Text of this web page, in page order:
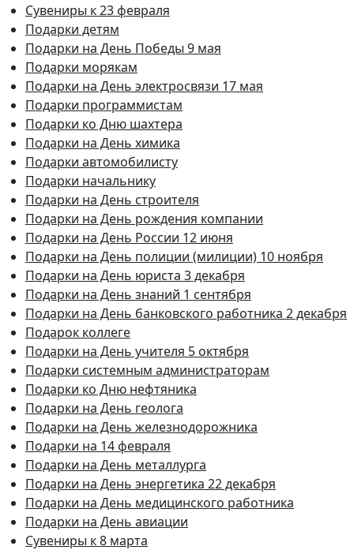
Сувениры к 23 февраля
Подарки детям
Подарки на День Победы 9 мая
Подарки морякам
Подарки на День электросвязи 17 мая
Подарки программистам
Подарки ко Дню шахтера
Подарки на День химика
Подарки автомобилисту
Подарки начальнику
Подарки на День строителя
Подарки на День рождения компании
Подарки на День России 12 июня
Подарки на День полиции (милиции) 10 ноября
Подарки на День юриста 3 декабря
Подарки на День знаний 1 сентября
Подарки на День банковского работника 2 декабря
Подарок коллеге
Подарки на День учителя 5 октября
Подарки системным администраторам
Подарки ко Дню нефтяника
Подарки на День геолога
Подарки на День железнодорожника
Подарки на 14 февраля
Подарки на День металлурга
Подарки на День энергетика 22 декабря
Подарки на День медицинского работника
Подарки на День авиации
Сувениры к 8 марта